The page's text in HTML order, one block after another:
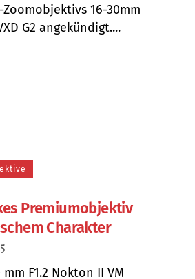
16-30mm
G2 angekündigt....
Premiumobjektiv
Charakter
F1.2 Nokton II VM